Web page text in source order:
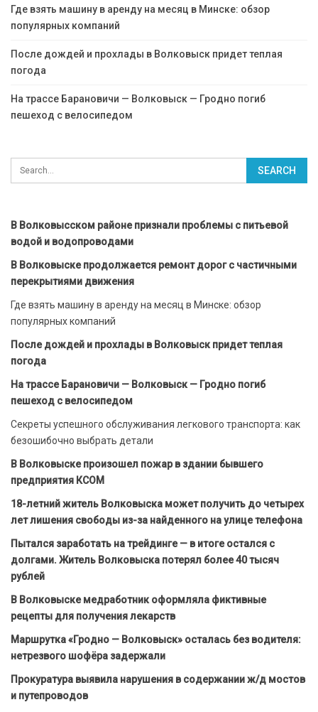
Где взять машину в аренду на месяц в Минске: обзор
популярных компаний
После дождей и прохлады в Волковыск придет теплая
погода
На трассе Барановичи — Волковыск — Гродно погиб
пешеход с велосипедом
В Волковысском районе признали проблемы с питьевой
водой и водопроводами
В Волковыске продолжается ремонт дорог с частичными
перекрытиями движения
Где взять машину в аренду на месяц в Минске: обзор
популярных компаний
После дождей и прохлады в Волковыск придет теплая
погода
На трассе Барановичи — Волковыск — Гродно погиб
пешеход с велосипедом
Секреты успешного обслуживания легкового транспорта: как
безошибочно выбрать детали
В Волковыске произошел пожар в здании бывшего
предприятия КСОМ
18-летний житель Волковыска может получить до четырех
лет лишения свободы из-за найденного на улице телефона
Пытался заработать на трейдинге — в итоге остался с
долгами. Житель Волковыска потерял более 40 тысяч
рублей
В Волковыске медработник оформляла фиктивные
рецепты для получения лекарств
Маршрутка «Гродно — Волковыск» осталась без водителя:
нетрезвого шофёра задержали
Прокуратура выявила нарушения в содержании ж/д мостов
и путепроводов